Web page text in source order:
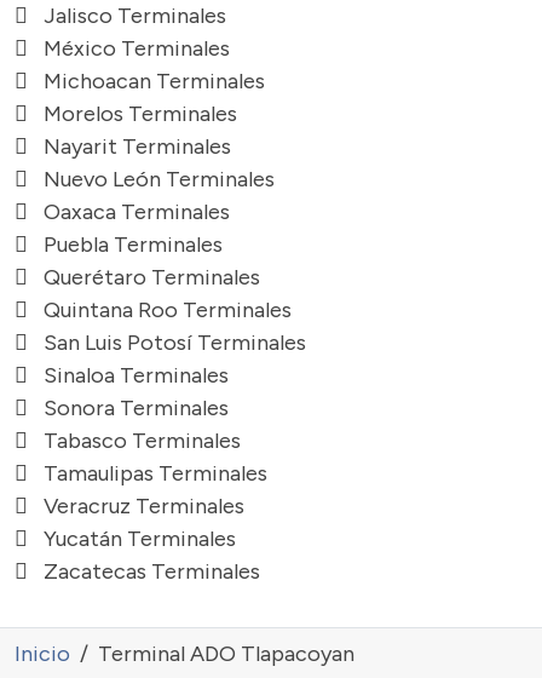
Jalisco Terminales
México Terminales
Michoacan Terminales
Morelos Terminales
Nayarit Terminales
Nuevo León Terminales
Oaxaca Terminales
Puebla Terminales
Querétaro Terminales
Quintana Roo Terminales
San Luis Potosí Terminales
Sinaloa Terminales
Sonora Terminales
Tabasco Terminales
Tamaulipas Terminales
Veracruz Terminales
Yucatán Terminales
Zacatecas Terminales
Inicio Terminal ADO Tlapacoyan